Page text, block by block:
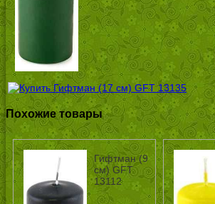
Похожие товары
Гифтман (9
см) GFT
13112